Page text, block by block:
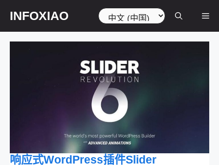
内
INFOXIAO 菜
选
择
语
响应式WordPress插件Slider